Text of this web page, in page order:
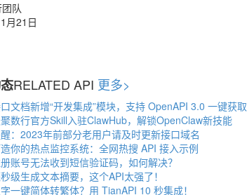
队
月21日
RELATED API 更多>
文档新增“开发集成”模块，支持 OpenAPI 3.0 一键获取
数行官方Skill入驻ClawHub，解锁OpenClaw新技能
：2023年前部分老用户请及时更新接口域名
你的热点监控系统：全网热搜 API 接入示例
账号无法收到短信验证码，如何解决？
级生成文本摘要，这个API太强了！
一键简体转繁体？用 TianAPI 10 秒集成！